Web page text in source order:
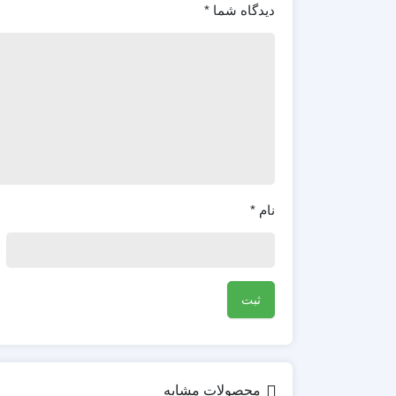
دیدگاه شما *
نام *
محصولات مشابه